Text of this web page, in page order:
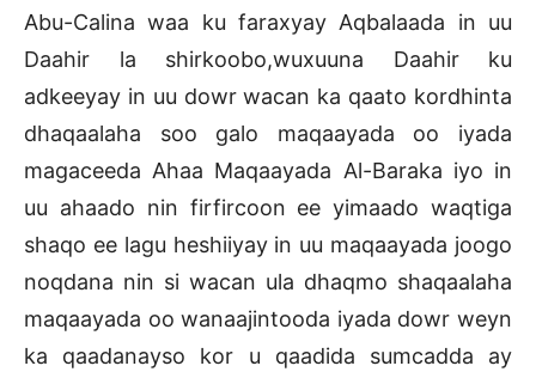
Abu-Calina waa ku faraxyay Aqbalaada in uu
Daahir la shirkoobo,wuxuuna Daahir ku
adkeeyay in uu dowr wacan ka qaato kordhinta
dhaqaalaha soo galo maqaayada oo iyada
magaceeda Ahaa Maqaayada Al-Baraka iyo in
uu ahaado nin firfircoon ee yimaado waqtiga
shaqo ee lagu heshiiyay in uu maqaayada joogo
noqdana nin si wacan ula dhaqmo shaqaalaha
maqaayada oo wanaajintooda iyada dowr weyn
ka qaadanayso kor u qaadida sumcadda ay